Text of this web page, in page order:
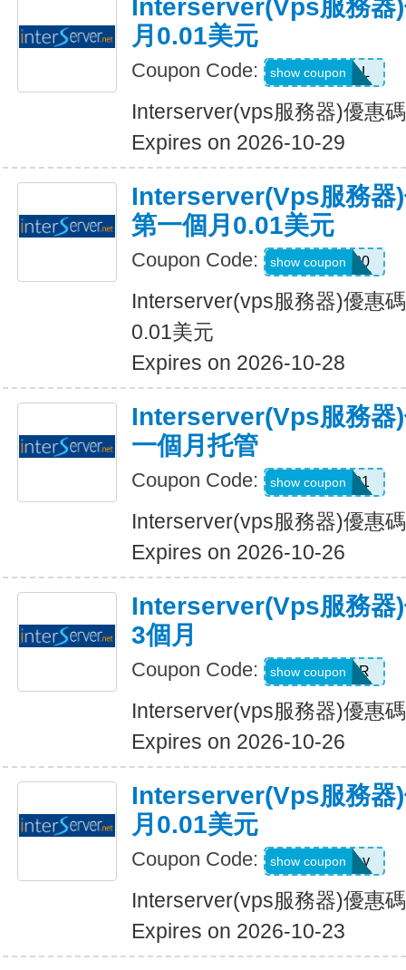
Interserver(vps服務器
月0.01美元
Coupon Code: MYDEAL
show coupon
Interserver(vps服務器)優惠
Expires on 2026-10-29
Interserver(vps服務器
第一個月0.01美元
Coupon Code: SERVER100
show coupon
Interserver(vps服務器)優惠
0.01美元
Expires on 2026-10-28
Interserver(vps服務器
一個月托管
Coupon Code: CODE01
show coupon
Interserver(vps服務器)優惠
Expires on 2026-10-26
Interserver(vps服務器
3個月
Coupon Code: OCTOBER
show coupon
Interserver(vps服務器)優惠
Expires on 2026-10-26
Interserver(vps服務器
月0.01美元
Coupon Code: MothersDay
show coupon
Interserver(vps服務器)優惠
Expires on 2026-10-23